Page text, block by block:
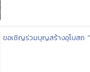
ขอเชิญร่วมบุญสร้างอุโบสถ